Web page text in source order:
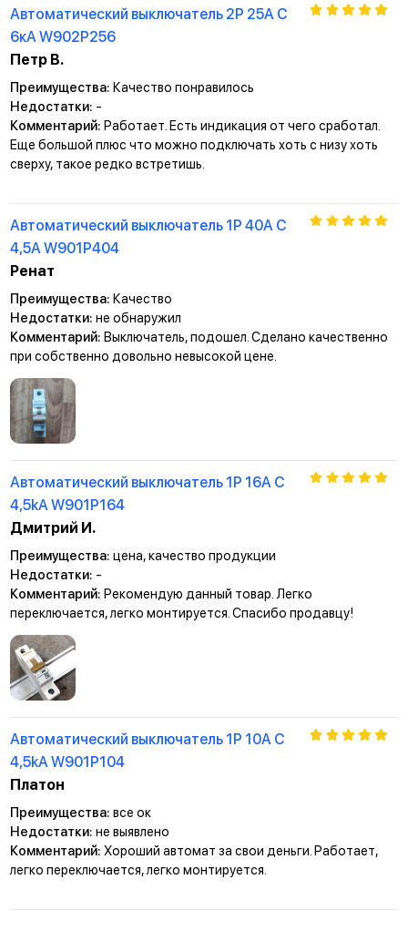
Автоматический выключатель 2P 25A C
6кА W902P256
Петр В.
Преимущества: Качество понравилось
Недостатки: -
Комментарий: Работает. Есть индикация от чего сработал.
Еще большой плюс что можно подключать хоть с низу хоть
сверху, такое редко встретишь.
Автоматический выключатель 1P 40A C
4,5А W901P404
Ренат
Преимущества: Качество
Недостатки: не обнаружил
Комментарий: Выключатель, подошел. Сделано качественно
при собственно довольно невысокой цене.
Автоматический выключатель 1P 16A C
4,5kА W901P164
Дмитрий И.
Преимущества: цена, качество продукции
Недостатки: -
Комментарий: Рекомендую данный товар. Легко
переключается, легко монтируется. Спасибо продавцу!
Автоматический выключатель 1P 10A C
4,5kА W901P104
Платон
Преимущества: все ок
Недостатки: не выявлено
Комментарий: Хороший автомат за свои деньги. Работает,
легко переключается, легко монтируется.